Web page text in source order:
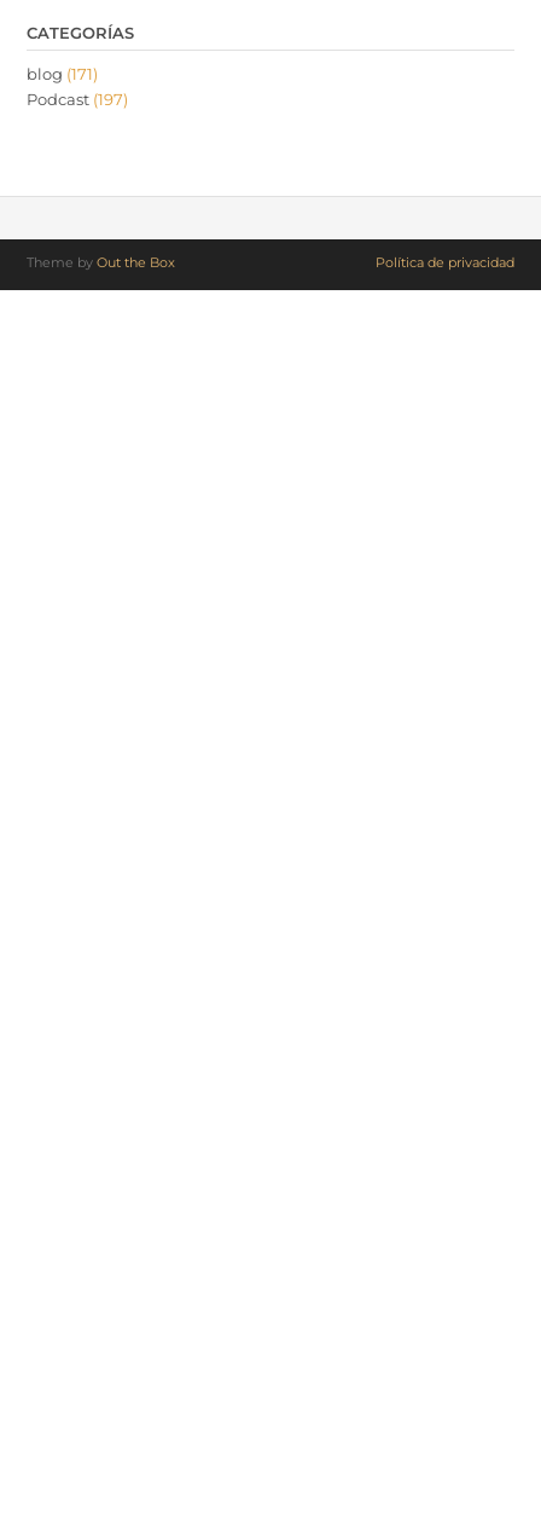
CATEGORÍAS
blog (171)
Podcast (197)
Theme by Out the Box Política de privacidad